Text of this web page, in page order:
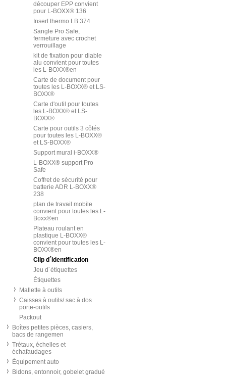
découper EPP convient
pour L-BOXX® 136
Insert thermo LB 374
Sangle Pro Safe,
fermeture avec crochet
verrouillage
kit de fixation pour diable
alu convient pour toutes
les L-BOXX®en
Carte de document pour
toutes les L-BOXX® et LS-
BOXX®
Carte d'outil pour toutes
les L-BOXX® et LS-
BOXX®
Carte pour outils 3 côtés
pour toutes les L-BOXX®
et LS-BOXX®
Support mural i-BOXX®
L-BOXX® support Pro
Safe
Coffret de sécurité pour
batterie ADR L-BOXX®
238
plan de travail mobile
convient pour toutes les L-
Boxx®en
Plateau roulant en
plastique L-BOXX®
convient pour toutes les L-
BOXX®en
Clip d´identification
Jeu d´étiquettes
Étiquettes
Mallette à outils
Caisses à outils/ sac à dos
porte-outils
Packout
Boîtes petites pièces, casiers,
bacs de rangemen
Trétaux, échelles et
échafaudages
Équipement auto
Bidons, entonnoir, gobelet gradué